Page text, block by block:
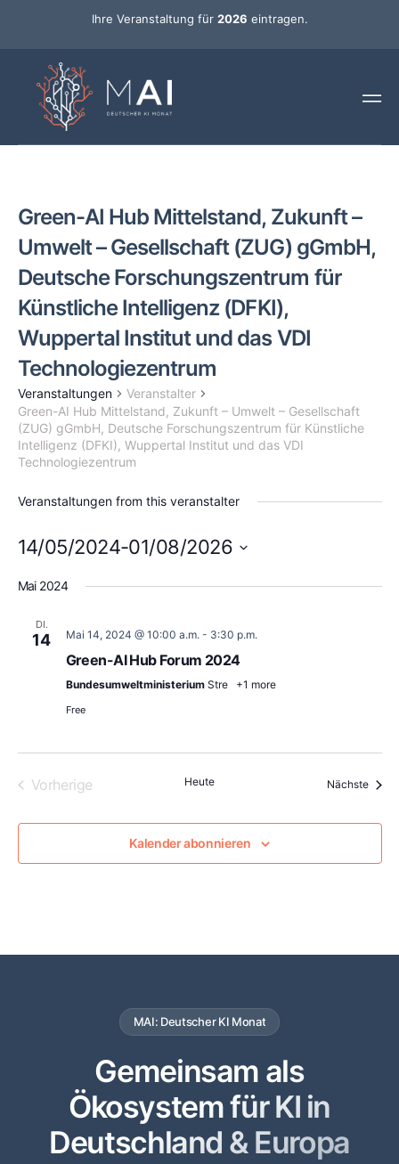
Ihre Veranstaltung für 2026 eintragen.
Green-AI Hub Mittelstand, Zukunft –
Umwelt – Gesellschaft (ZUG) gGmbH,
Deutsche Forschungszentrum für
Künstliche Intelligenz (DFKI),
Wuppertal Institut und das VDI
Technologiezentrum
Veranstaltungen
Veranstalter
Green-AI Hub Mittelstand, Zukunft – Umwelt – Gesellschaft
(ZUG) gGmbH, Deutsche Forschungszentrum für Künstliche
Intelligenz (DFKI), Wuppertal Institut und das VDI
Technologiezentrum
Veranstaltungen from this veranstalter
14/05/2024-01/08/2026
wählen.
Mai 2024
DI.
14 Mai 14, 2024 @ 10:00 a.m.- 3:30 p.m.
Green-AI Hub Forum 2024
Bundesumweltministerium Stre +1 more
Free
VorherigeVeranstaltungenHeute Nächste
Kalender abonnieren
MAI: Deutscher KI Monat
Gemeinsam als
Ökosystem für KI in
Deutschland & Europa